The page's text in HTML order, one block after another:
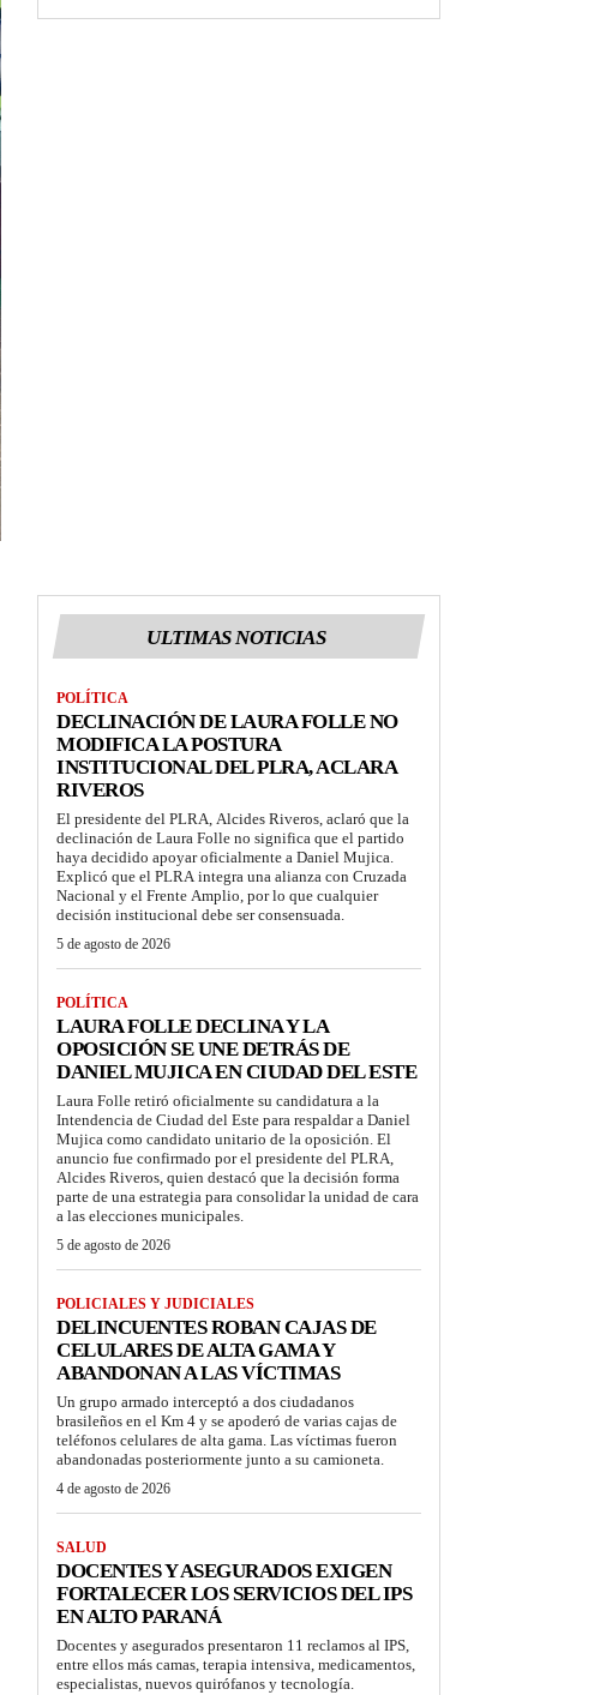
ULTIMAS NOTICIAS
POLÍTICA
DECLINACIÓN DE LAURA FOLLE NO
MODIFICA LA POSTURA
INSTITUCIONAL DEL PLRA, ACLARA
RIVEROS
El presidente del PLRA, Alcides Riveros, aclaró que la
declinación de Laura Folle no significa que el partido
haya decidido apoyar oficialmente a Daniel Mujica.
Explicó que el PLRA integra una alianza con Cruzada
Nacional y el Frente Amplio, por lo que cualquier
decisión institucional debe ser consensuada.
5 de agosto de 2026
POLÍTICA
LAURA FOLLE DECLINA Y LA
OPOSICIÓN SE UNE DETRÁS DE
DANIEL MUJICA EN CIUDAD DEL ESTE
Laura Folle retiró oficialmente su candidatura a la
Intendencia de Ciudad del Este para respaldar a Daniel
Mujica como candidato unitario de la oposición. El
anuncio fue confirmado por el presidente del PLRA,
Alcides Riveros, quien destacó que la decisión forma
parte de una estrategia para consolidar la unidad de cara
a las elecciones municipales.
5 de agosto de 2026
POLICIALES Y JUDICIALES
DELINCUENTES ROBAN CAJAS DE
CELULARES DE ALTA GAMA Y
ABANDONAN A LAS VÍCTIMAS
Un grupo armado interceptó a dos ciudadanos
brasileños en el Km 4 y se apoderó de varias cajas de
teléfonos celulares de alta gama. Las víctimas fueron
abandonadas posteriormente junto a su camioneta.
4 de agosto de 2026
SALUD
DOCENTES Y ASEGURADOS EXIGEN
FORTALECER LOS SERVICIOS DEL IPS
EN ALTO PARANÁ
Docentes y asegurados presentaron 11 reclamos al IPS,
entre ellos más camas, terapia intensiva, medicamentos,
especialistas, nuevos quirófanos y tecnología.